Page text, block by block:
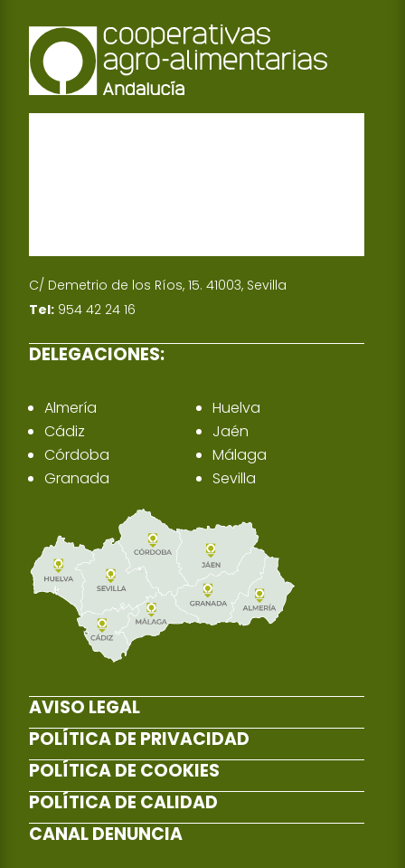
C/ Demetrio de los Ríos, 15. 41003, Sevilla
Tel: 954 42 24 16
DELEGACIONES:
Almería
Cádiz
Córdoba
Granada
Huelva
Jaén
Málaga
Sevilla
AVISO LEGAL
POLÍTICA DE PRIVACIDAD
POLÍTICA DE COOKIES
POLÍTICA DE CALIDAD
CANAL DENUNCIA